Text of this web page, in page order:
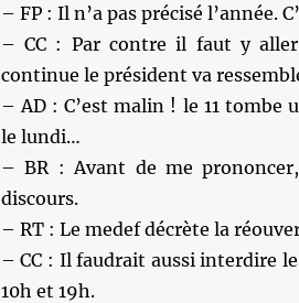
– FP : Il n’a pas précisé l’année.
– CC : Par contre il faut y
continue le président va
– AD : C’est malin ! le 11
le lundi…
– BR : Avant de me
discours.
– RT : Le medef décrète la
– CC : Il faudrait aussi interdire
10h et 19h.